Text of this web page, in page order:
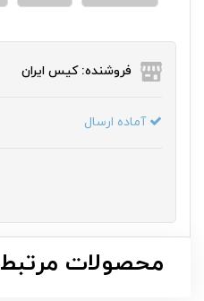
فروشنده: کیس ایران
آماده ارسال
محصولات مرتبط